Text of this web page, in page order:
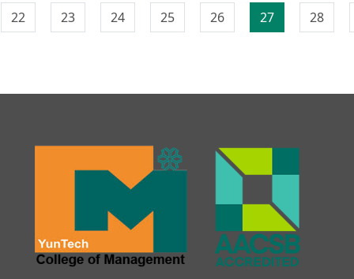
22 23 24 25 26 27 28